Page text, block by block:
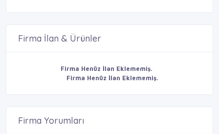
Firma İlan & Ürünler
Firma Henüz İlan Eklememiş.
Firma Henüz İlan Eklememiş.
Firma Yorumları